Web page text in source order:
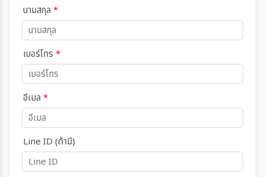
นามสกุล *
เบอร์โทร *
อีเมล *
Line ID (ถ้ามี)